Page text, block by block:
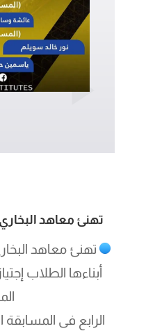
تهنئ معاهد
تهنئ معاهد
أبناءها الطلاب
الرابع فى